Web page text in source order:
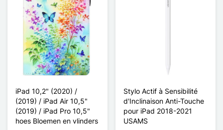
iPad 10,2" (2020) /
(2019) / iPad Air 10,5"
(2019) / iPad Pro 10,5"
hoes Bloemen en vlinders
Stylo Actif à Sensibilité
d'Inclinaison Anti-Touche
pour iPad 2018-2021
USAMS